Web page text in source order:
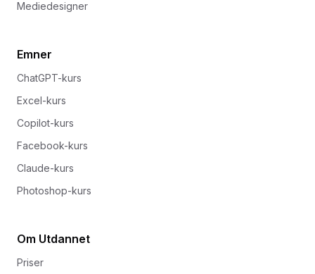
Mediedesigner
Emner
ChatGPT-kurs
Excel-kurs
Copilot-kurs
Facebook-kurs
Claude-kurs
Photoshop-kurs
Om Utdannet
Priser